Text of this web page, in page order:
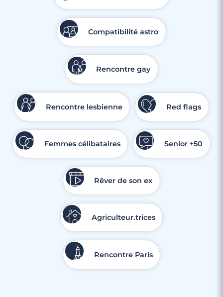
Compatibilité astro
Rencontre gay
Rencontre lesbienne Red flags
Femmes célibataires Senior +50
Rêver de son ex
Agriculteur.trices
Rencontre Paris